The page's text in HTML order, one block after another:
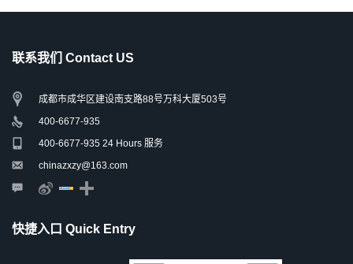
联系我们 Contact US
成都市成华区建设南支路88号万科大厦503号
400-6677-935
400-6677-935 24 Hours 服务
chinazxzy@163.com
快捷入口 Quick Entry